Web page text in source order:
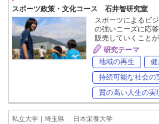
スポーツ政策・文化コース 石井智研究室
スポーツによるビ
の強いニーズに応
販売していくこと
研究テーマ
地域の再生
持続可能な社会の
質の高い人生の実
私立大学｜埼玉県 日本栄養大学